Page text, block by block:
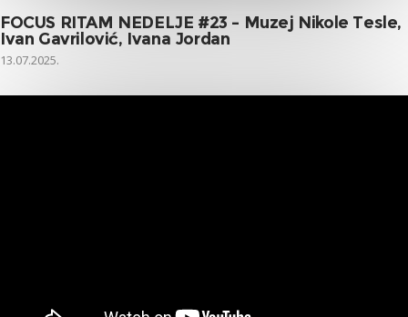
FOCUS RITAM NEDELJE #23 – Muzej Nikole Tesle,
Ivan Gavrilović, Ivana Jordan
13.07.2025.